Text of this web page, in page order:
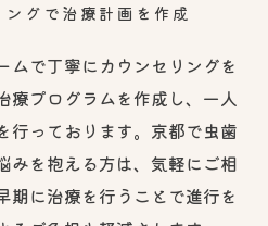
グで治療計画を作成
ムで丁寧にカウンセリングを
療プログラムを作成し、一人
行っております。京都で虫歯
みを抱える方は、気軽にご相
期に治療を行うことで進行を